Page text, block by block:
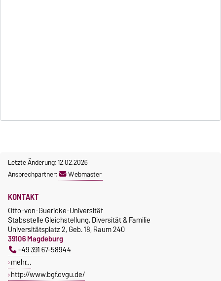
Letzte Änderung: 12.02.2026
Ansprechpartner:
Webmaster
KONTAKT
Otto-von-Guericke-Universität
Stabsstelle Gleichstellung, Diversität & Familie
Universitätsplatz 2, Geb. 18, Raum 240
39106 Magdeburg
+49 391 67-58944
mehr…
http://www.bgf.ovgu.de/